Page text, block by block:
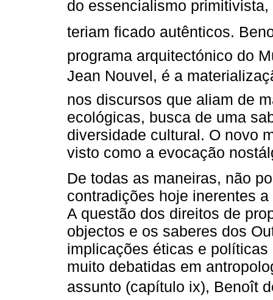
do essencialismo primitivista,
teriam ficado autênticos.
programa arquitectónico do
Jean Nouvel, é a
nos discursos que aliam de
ecológicas, busca de uma
diversidade cultural. O novo
visto como a evocação
De todas as maneiras, não
contradições hoje inerentes
A questão dos direitos de
objectos e os saberes dos
implicações éticas e
muito debatidas em
assunto (capítulo ix), Benoît